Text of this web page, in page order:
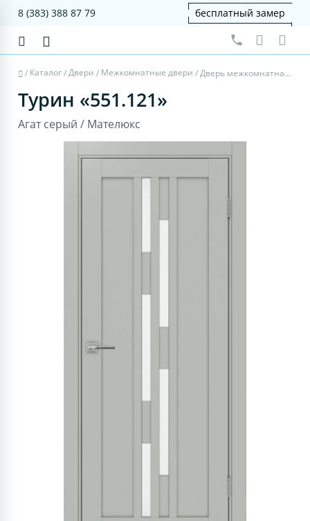
8 (383) 388 87 79 бесплатный замер
/ Каталог/Двери / Межкомнатные двери / Дверь межкомнатная Турин 551.121 - агат серый, мателюкс
Турин «551.121»
Агат серый / Мателюкс